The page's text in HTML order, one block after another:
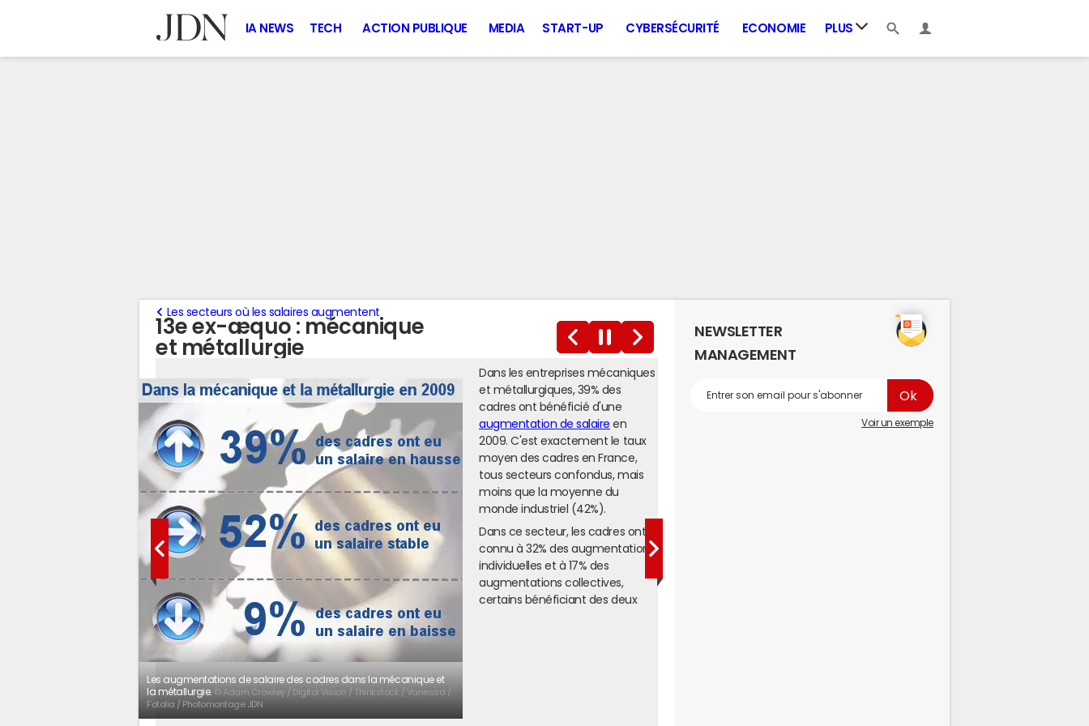
IA NEWS TECH ACTION PUBLIQUE MEDIA START-UP CYBERSÉCURITÉ ECONOMIE PLUS
13e ex-æquo : mécanique
et métallurgie
Les secteurs où les salaires augmentent
Les augmentations de salaire des cadres dans la mécanique et
la métallurgie. © Adam Crowley / Digital Vision / Thinkstock / Vanessa /
Fotolia / Photomontage JDN
Dans les entreprises mécaniques
et métallurgiques, 39% des
cadres ont bénéficié d'une
augmentation de salaire en
2009. C'est exactement le taux
moyen des cadres en France,
tous secteurs confondus, mais
moins que la moyenne du
monde industriel (42%).
Dans ce secteur, les cadres ont
connu à 32% des augmentations
individuelles et à 17% des
augmentations collectives,
certains bénéficiant des deux
NEWSLETTER
MANAGEMENT
Voir un exemple